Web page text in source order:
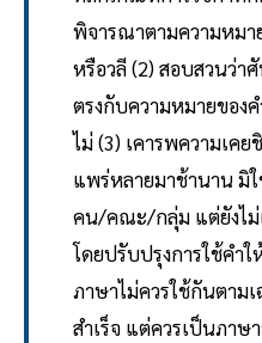
พิจารณาตามความหม
หรือวลี (2) สอบสวนว่า
ตรงกับความหมายของ
ไม่ (3) เคารพความเค
แพร่หลายมาช้านาน มิ
คน/คณะ/กลุ่ม แต่ยังไม่
โดยปรับปรุงการใช้คำ
ภาษาไม่ควรใช้กันตาม
สำเร็จ แต่ควรเป็นภาษ